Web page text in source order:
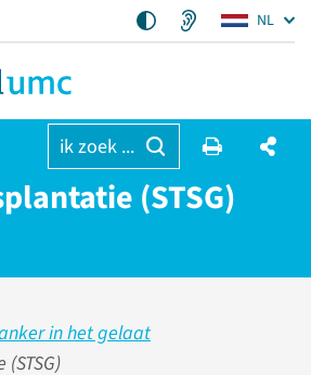
NL
ik zoek ...
(STSG)
in het gelaat